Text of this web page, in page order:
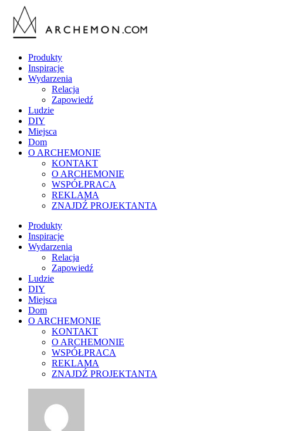
Produkty
Inspiracje
Wydarzenia
Relacja
Zapowiedź
Ludzie
DIY
Miejsca
Dom
O ARCHEMONIE
KONTAKT
O ARCHEMONIE
WSPÓŁPRACA
REKLAMA
ZNAJDŹ PROJEKTANTA
Produkty
Inspiracje
Wydarzenia
Relacja
Zapowiedź
Ludzie
DIY
Miejsca
Dom
O ARCHEMONIE
KONTAKT
O ARCHEMONIE
WSPÓŁPRACA
REKLAMA
ZNAJDŹ PROJEKTANTA